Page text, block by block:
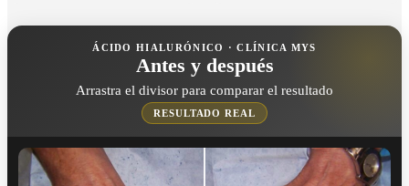
ÁCIDO HIALURÓNICO · CLÍNICA MYS
Antes y después
Arrastra el divisor para comparar el resultado
RESULTADO REAL